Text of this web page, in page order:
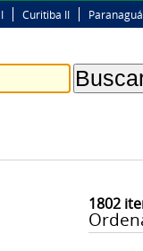
Curitiba II Paranaguá
1802